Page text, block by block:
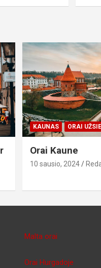
KAUNAS ORAI
Orai Kaune
10 sausio, 2024
Malta orai
Orai Hurgadoje